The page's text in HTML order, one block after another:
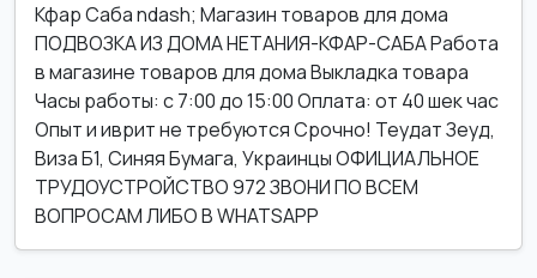
Кфар Саба ndash; Магазин товаров для дома
ПОДВОЗКА ИЗ ДОМА НЕТАНИЯ-КФАР-САБА Работа
в магазине товаров для дома Выкладка товара
Часы работы: с 7:00 до 15:00 Оплата: от 40 шек час
Опыт и иврит не требуются Срочно! Теудат Зеуд,
Виза Б1, Синяя Бумага, Украинцы ОФИЦИАЛЬНОЕ
ТРУДОУСТРОЙСТВО 972 ЗВОНИ ПО ВСЕМ
ВОПРОСАМ ЛИБО В WHATSAPP